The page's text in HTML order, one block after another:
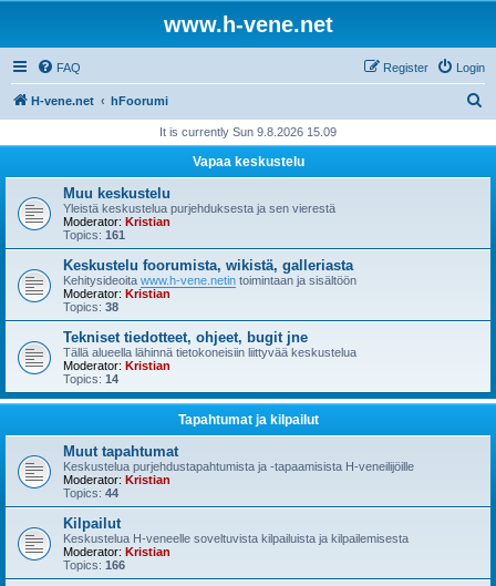
www.h-vene.net
FAQ Login
Register
H-vene.net hFoorumi
r
It is currently Sun 9.8.2026 15.09
Vapaa keskustelu
Muu keskustelu
Yleistä keskustelua purjehduksesta ja sen vierestä
Moderator: Kristian
Topics: 161
Keskustelu foorumista, wikistä, galleriasta
Kehitysideoita www.h-vene.netin toimintaan ja sisältöön
Moderator: Kristian
Topics: 38
Tekniset tiedotteet, ohjeet, bugit jne
Tällä alueella lähinnä tietokoneisiin liittyvää keskustelua
Moderator: Kristian
Topics: 14
Tapahtumat ja kilpailut
Muut tapahtumat
Keskustelua purjehdustapahtumista ja -tapaamisista H-veneilijöille
Moderator: Kristian
Topics: 44
Kilpailut
Keskustelua H-veneelle soveltuvista kilpailuista ja kilpailemisesta
Moderator: Kristian
Topics: 166